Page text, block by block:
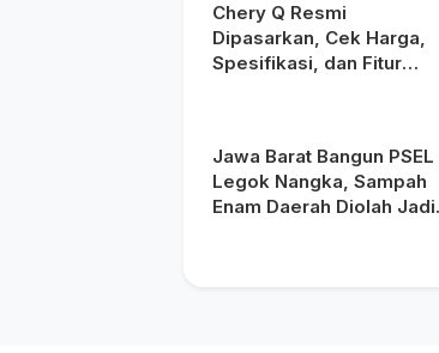
Chery Q Resmi
Dipasarkan, Cek Harga,
Spesifikasi, dan Fitur
Jawa Barat Bangun PSEL
Legok Nangka, Sampah
Enam Daerah Diolah Jadi